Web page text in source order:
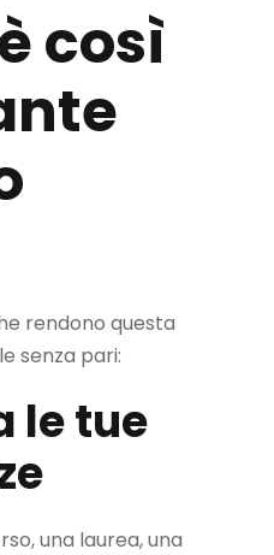
così
rendono questa
senza pari:
le tue
una laurea, una